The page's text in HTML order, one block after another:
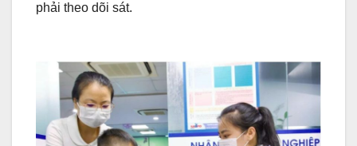
phải theo dõi sát.